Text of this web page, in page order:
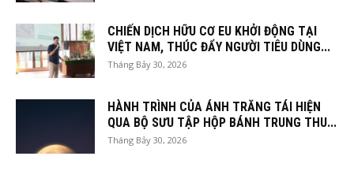
CHIẾN DỊCH HỮU CƠ EU KHỞI ĐỘNG TẠI
VIỆT NAM, THÚC ĐẨY NGƯỜI TIÊU DÙNG...
Tháng Bảy 30, 2026
HÀNH TRÌNH CỦA ÁNH TRĂNG TÁI HIỆN
QUA BỘ SƯU TẬP HỘP BÁNH TRUNG THU...
Tháng Bảy 30, 2026